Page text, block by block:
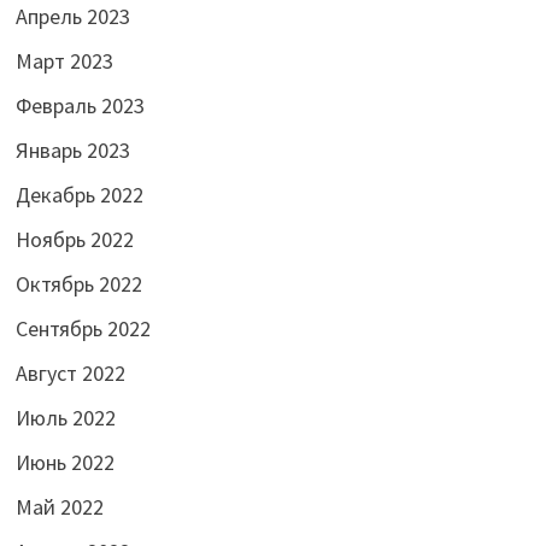
Апрель 2023
Март 2023
Февраль 2023
Январь 2023
Декабрь 2022
Ноябрь 2022
Октябрь 2022
Сентябрь 2022
Август 2022
Июль 2022
Июнь 2022
Май 2022